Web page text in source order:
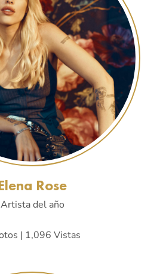
Rose
Artista del año
| 1,096 Vistas